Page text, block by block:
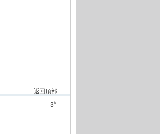
返回頂部
3#